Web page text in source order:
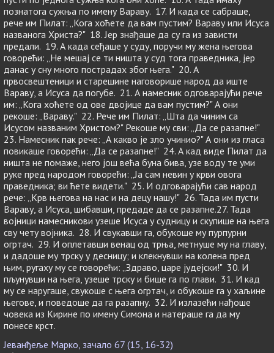
познатога сужња по имену Вараву. 17. И када се сабраше,
рече им Пилат: „Кога хоћете да вам пустим? Вараву или Исуса
названога Христа?" 18. Јер знађаше да су га из зависти
предали. 19. А када сеђаше у суду, поручи му жена његова
говорећи: „Не мешај се ти ништа у суд тога праведника, јер
данас у сну много пострадах због њега." 20. А
првосвештеници и старешине наговорише народ да иште
Вараву, а Исуса да погубе. 21. А намесник одговарајући рече
им: „Кога хоћете од ове двојице да вам пустим?" А они
рекоше: „Вараву." 22. Рече им Пилат: „Шта да чиним са
Исусом названим Христом?" Рекоше му сви: „Да се разапне!"
23. Намесник пак рече: „А какво је зло учинио?" А они из гласа
повикаше говорећи: „Да се разапне!" 24. А кад виде Пилат да
ништа не помаже, него још већа буна бива, узе воду те уми
руке пред народом говорећи: „Ја сам невин у крви овога
праведника; ви ћете видети." 25. И одговарајући сав народ
рече: „Крв његова на нас и на децу нашу!" 26. Тада им пусти
Вараву, а Исуса, шибавши, предаде да се разапне.27. Тада
војници намесникови узеше Исуса у судницу и скупише на њега
сву чету војника. 28. И свукавши га, обукоше му пурпурни
огртач. 29. И оплетавши венац од трња, метнуше му на главу,
и дадоше му трску у десницу; и клекнувши на колена пред
њим, ругаху му се говорећи: „Здраво, царе јудејски!" 30. И
пљунувши на њега, узеше трску и бише га по глави. 31. И кад
му се наругаше, свукоше с њега огртач, и обукоше га у хаљине
његове, и поведоше да га разапну. 32. И излазећи нађоше
човека из Кирине по имену Симона и натераше га да му
понесе крст.
Јеванђеље Марко, зачало 67 (15, 16-32)